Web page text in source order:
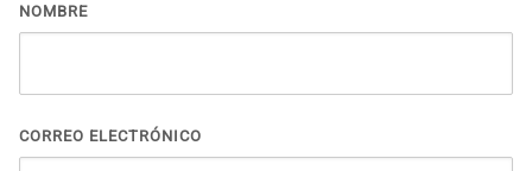
NOMBRE
CORREO ELECTRÓNICO